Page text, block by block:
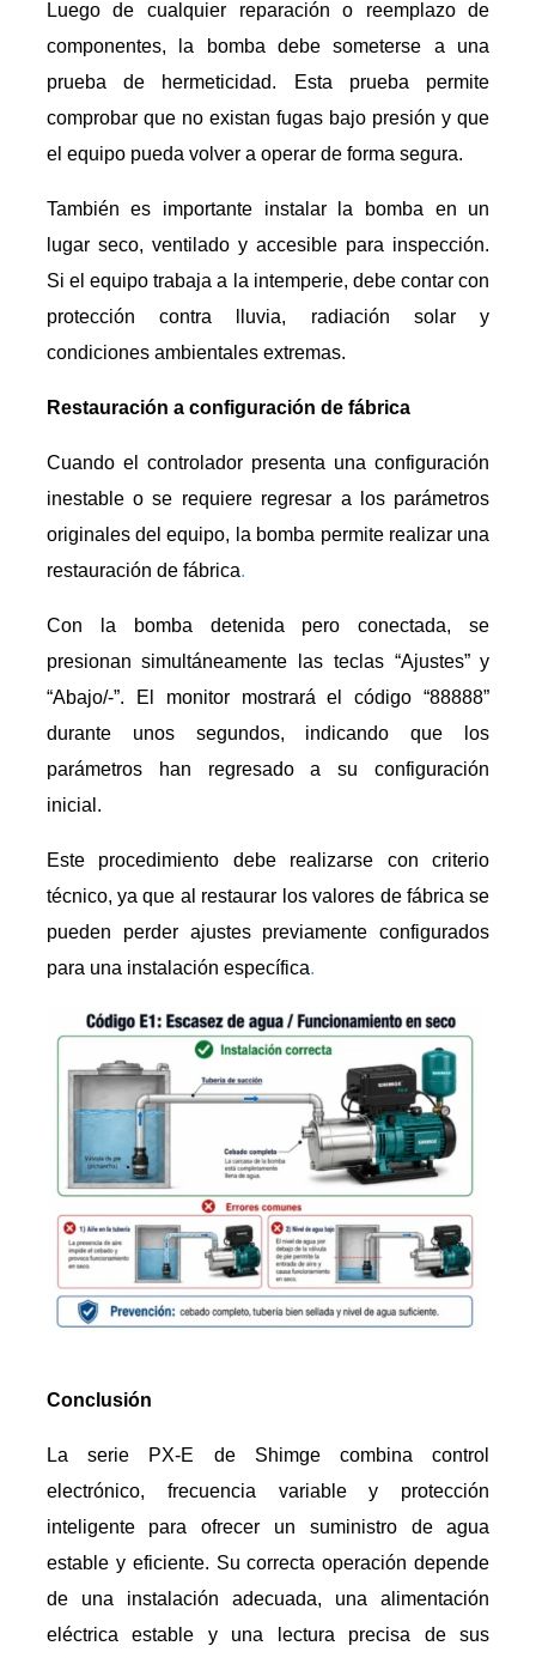
Luego de cualquier reparación o reemplazo de
componentes, la bomba debe someterse a una
prueba de hermeticidad. Esta prueba permite
comprobar que no existan fugas bajo presión y que
el equipo pueda volver a operar de forma segura.
También es importante instalar la bomba en un
lugar seco, ventilado y accesible para inspección.
Si el equipo trabaja a la intemperie, debe contar con
protección contra lluvia, radiación solar y
condiciones ambientales extremas.
Restauración a configuración de fábrica
Cuando el controlador presenta una configuración
inestable o se requiere regresar a los parámetros
originales del equipo, la bomba permite realizar una
restauración de fábrica.
Con la bomba detenida pero conectada, se
presionan simultáneamente las teclas “Ajustes” y
“Abajo/-”. El monitor mostrará el código “88888”
durante unos segundos, indicando que los
parámetros han regresado a su configuración
inicial.
Este procedimiento debe realizarse con criterio
técnico, ya que al restaurar los valores de fábrica se
pueden perder ajustes previamente configurados
para una instalación específica.
Conclusión
La serie PX-E de Shimge combina control
electrónico, frecuencia variable y protección
inteligente para ofrecer un suministro de agua
estable y eficiente. Su correcta operación depende
de una instalación adecuada, una alimentación
eléctrica estable y una lectura precisa de sus